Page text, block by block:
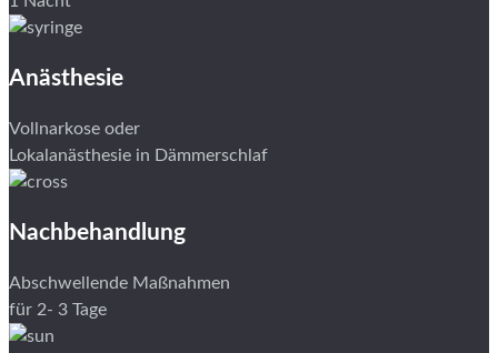
Anästhesie
Vollnarkose oder
Lokalanästhesie in Dämmerschlaf
Nachbehandlung
Abschwellende Maßnahmen
für 2- 3 Tage